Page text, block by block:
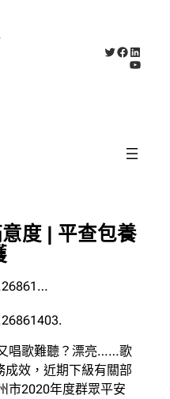
X Facebook
度 | 平查包養
唱歌難聽？漂亮……歌
效，近期下級有關部
市2020年度群眾平安